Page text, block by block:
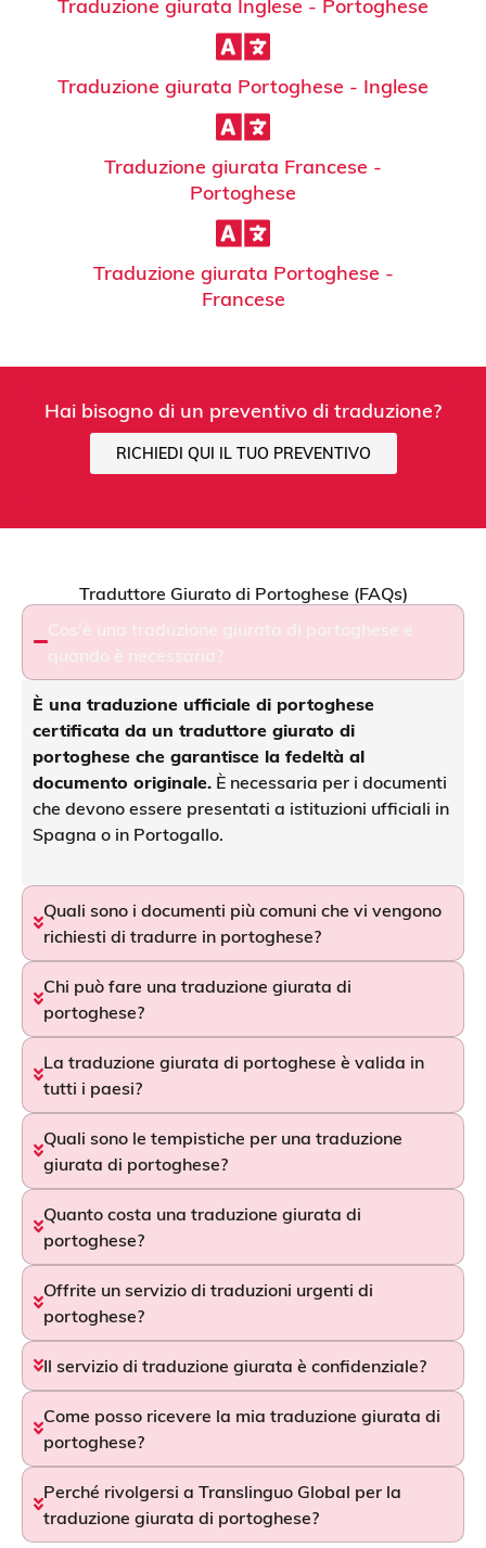
Traduzione giurata Inglese - Portoghese
Traduzione giurata Portoghese - Inglese
Traduzione giurata Francese -
Portoghese
Traduzione giurata Portoghese -
Francese
Hai bisogno di un preventivo di traduzione?
RICHIEDI QUI IL TUO PREVENTIVO
Traduttore Giurato di Portoghese (FAQs)
Cos'è una traduzione giurata di portoghese e
quando è necessaria?
È una traduzione ufficiale di portoghese
certificata da un traduttore giurato di
portoghese che garantisce la fedeltà al
documento originale. È necessaria per i documenti
che devono essere presentati a istituzioni ufficiali in
Spagna o in Portogallo.
Quali sono i documenti più comuni che vi vengono
richiesti di tradurre in portoghese?
Chi può fare una traduzione giurata di
portoghese?
La traduzione giurata di portoghese è valida in
tutti i paesi?
Quali sono le tempistiche per una traduzione
giurata di portoghese?
Quanto costa una traduzione giurata di
portoghese?
Offrite un servizio di traduzioni urgenti di
portoghese?
Il servizio di traduzione giurata è confidenziale?
Come posso ricevere la mia traduzione giurata di
portoghese?
Perché rivolgersi a Translinguo Global per la
traduzione giurata di portoghese?